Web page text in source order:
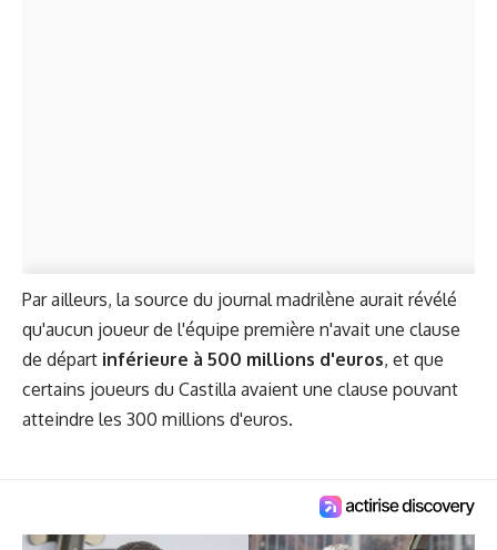
Par ailleurs, la source du journal madrilène aurait révélé
qu'aucun joueur de l'équipe première n'avait une clause
de départ inférieure à 500 millions d'euros, et que
certains joueurs du Castilla avaient une clause pouvant
atteindre les 300 millions d'euros.